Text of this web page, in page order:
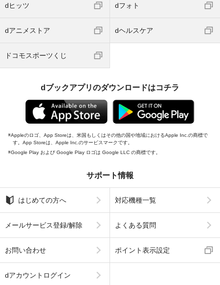
dヒッツ dフォト
dアニメストア dヘルスケア
ドコモスポーツくじ
dブックアプリのダウンロードはコチラ
Appleのロゴ、App Storeは、米国もしくはその他の国や地域におけるApple Inc.の商標で
す。App Storeは、Apple Inc.のサービスマークです。
Google Play および Google Play ロゴは Google LLC の商標です。
サポート情報
はじめての方へ 対応機種一覧
メールサービス登録/解除 よくある質問
お問い合わせ ポイント表示設定
dアカウントログイン